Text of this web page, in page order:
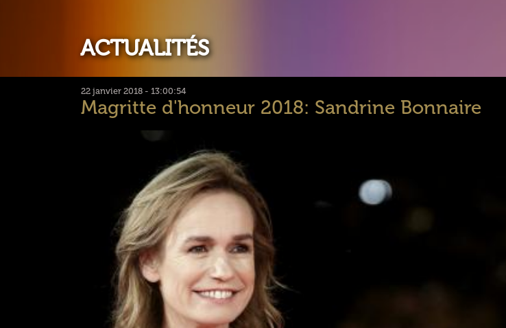
ACTUALITÉS
22 janvier 2018 - 13:00:54
Magritte d'honneur 2018: Sandrine Bonnaire